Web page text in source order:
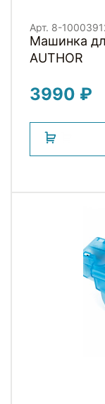
Арт. 8-
Машинка
AUTHOR
3990 ₽